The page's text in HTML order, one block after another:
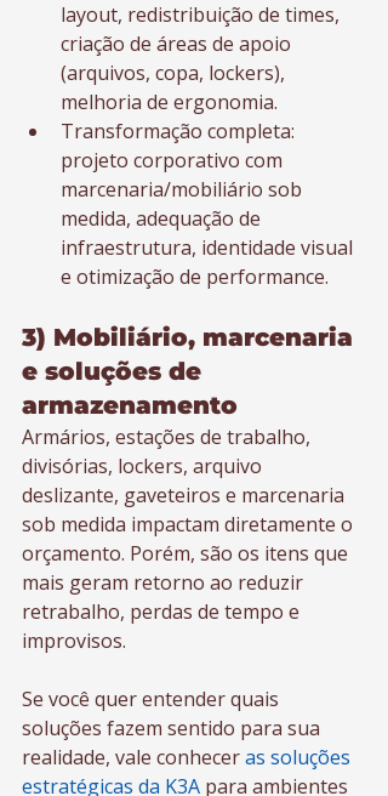
layout, redistribuição de times,
criação de áreas de apoio
(arquivos, copa, lockers),
melhoria de ergonomia.
Transformação completa:
projeto corporativo com
marcenaria/mobiliário sob
medida, adequação de
infraestrutura, identidade visual
e otimização de performance.
3) Mobiliário, marcenaria
e soluções de
armazenamento
Armários, estações de trabalho,
divisórias, lockers, arquivo
deslizante, gaveteiros e marcenaria
sob medida impactam diretamente o
orçamento. Porém, são os itens que
mais geram retorno ao reduzir
retrabalho, perdas de tempo e
improvisos.
Se você quer entender quais
soluções fazem sentido para sua
realidade, vale conhecer as soluções
estratégicas da K3A para ambientes